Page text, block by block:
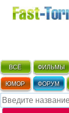
ВСЁ ФИЛЬМЫ
ЮМОР ФОРУМ